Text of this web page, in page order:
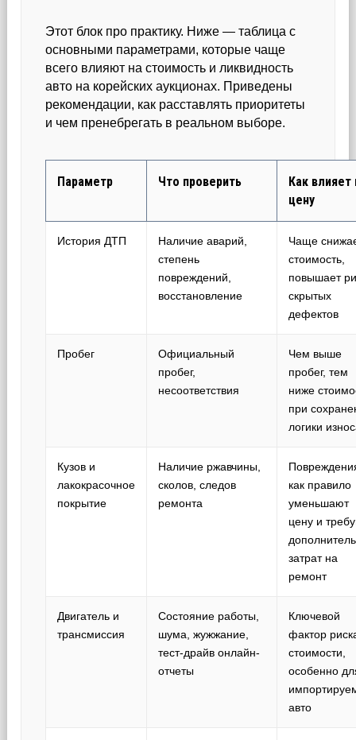
Этот блок про практику. Ниже — таблица с
основными параметрами, которые чаще
всего влияют на стоимость и ликвидность
авто на корейских аукционах. Приведены
рекомендации, как расставлять приоритеты
и чем пренебрегать в реальном выборе.
Параметр Что проверить
Как влияет
цену
История ДТП
Наличие аварий,
степень
повреждений,
восстановление
Чаще
стоимость,
повышает
скрытых
дефектов
Пробег
Официальный
пробег,
несоответствия
Чем выше
пробег, тем
ниже
при
логики
Кузов и
лакокрасочное
покрытие
Наличие ржавчины,
сколов, следов
ремонта
как правило
уменьшают
цену и
затрат на
ремонт
Двигатель и
трансмиссия
Состояние работы,
шума, жужжание,
тест-драйв онлайн-
отчеты
Ключевой
фактор
стоимости,
особенно
авто